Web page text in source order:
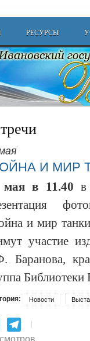
РЕСУРСЫ
И МИР
мая в 11.40в
и мир
участие
Баранова,
Новости
VK Telegram